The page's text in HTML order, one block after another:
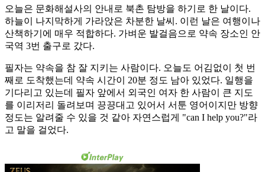
오늘은 문화해설사의 안내로 북촌 탐방을 하기로 한 날이다.
하늘이 나지막하게 가라앉은 차분한 날씨. 이런 날은 여행이나
산책하기에 매우 적합하다. 가벼운 발걸음으로 약속 장소인 안
국역 3번 출구로 갔다.
필자는 약속을 참 잘 지키는 사람이다. 오늘도 어김없이 첫 번
째로 도착했는데 약속 시간이 20분 정도 남아 있었다. 일행을
기다리고 있는데 필자 앞에서 외국인 여자 한 사람이 큰 지도
를 이리저리 돌려보며 끙끙대고 있어서 서툰 영어이지만 방향
정도는 알려줄 수 있을 것 같아 자연스럽게 "can I help you?"라
고 말을 걸었다.